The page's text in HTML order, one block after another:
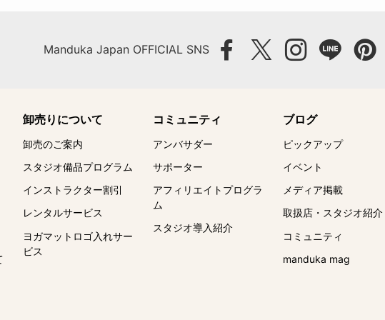
Manduka Japan OFFICIAL SNS
卸売りについて
卸売のご案内
スタジオ備品プログラム
インストラクター割引
レンタルサービス
ヨガマットロゴ入れサー
ビス
コミュニティ
アンバサダー
サポーター
アフィリエイトプログラ
ム
スタジオ導入紹介
ブログ
ピックアップ
イベント
メディア掲載
取扱店・スタジオ紹介
コミュニティ
manduka mag